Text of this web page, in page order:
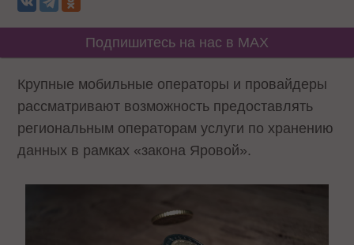
Подпишитесь на нас в MAX
Крупные мобильные операторы и провайдеры
рассматривают возможность предоставлять
региональным операторам услуги по хранению
данных в рамках «закона Яровой».